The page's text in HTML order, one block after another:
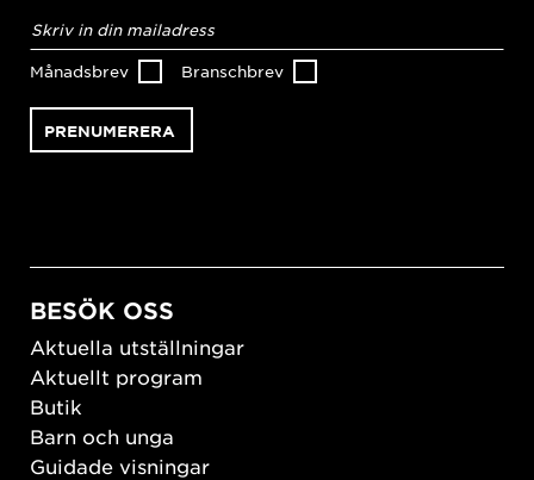
postadress*
Månadsbrev Branschbrev
BESÖK OSS
Aktuella utställningar
Aktuellt program
Butik
Barn och unga
Guidade visningar